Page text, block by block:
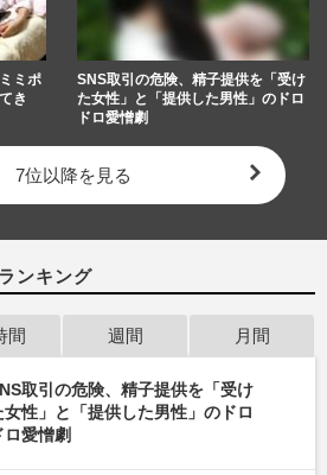
ミポ
き
SNS取引の危険、精子提供を「受け
た女性」と「提供した男性」のドロ
ドロ愛憎劇
7位以降を見る
ンキング
間 週間 月間
取引の危険、精子提供を「受け
女性」と「提供した男性」のドロ
ロ愛憎劇